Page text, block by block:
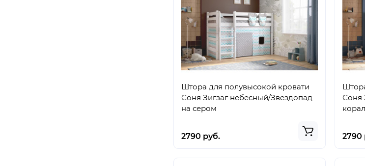
Штора для полувысокой кровати
Соня Зигзаг небесный/Звездопад
на сером
2790 руб.
Соня
2790